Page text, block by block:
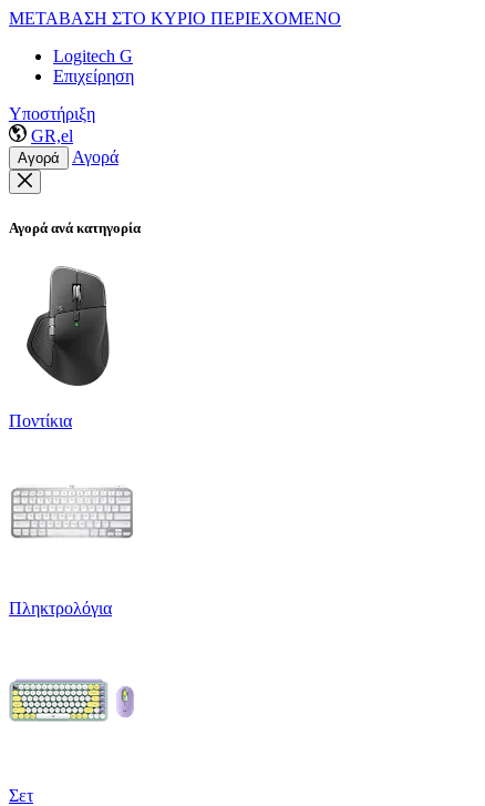
ΜΕΤΑΒΑΣΗ ΣΤΟ ΚΥΡΙΟ ΠΕΡΙΕΧΟΜΕΝΟ
Logitech G
Επιχείρηση
Υποστήριξη
GR,el
Αγορά Αγορά
Αγορά ανά κατηγορία
Ποντίκια
Πληκτρολόγια
Σετ